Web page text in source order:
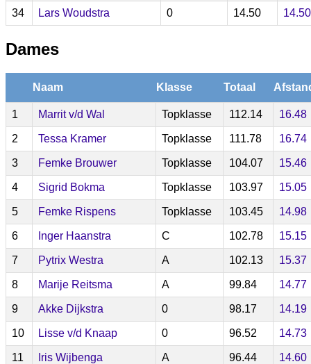
34 Lars Woudstra 0 14.50 14.50
Dames
Naam Klasse Totaal
1 Marrit v/d Wal Topklasse 112.14 16.48
2 Tessa Kramer Topklasse 111.78 16.74
3 Femke Brouwer Topklasse 104.07 15.46
4 Sigrid Bokma Topklasse 103.97 15.05
5 Femke Rispens Topklasse 103.45 14.98
6 Inger Haanstra C 102.78 15.15
7 Pytrix Westra A 102.13 15.37
8 Marije Reitsma A 99.84 14.77
9 Akke Dijkstra 0 98.17 14.19
10 Lisse v/d Knaap 0 96.52 14.73
11 Iris Wijbenga A 96.44 14.60